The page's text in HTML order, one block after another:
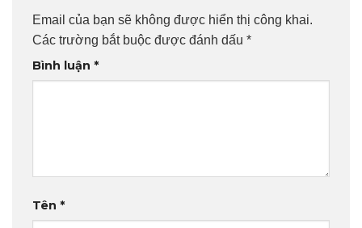
Email của bạn sẽ không được hiển thị công khai.
Các trường bắt buộc được đánh dấu *
Bình luận *
Tên *